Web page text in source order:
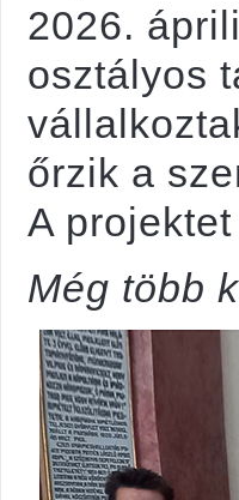
2026.
osztályos
őrzik a
A
Még több